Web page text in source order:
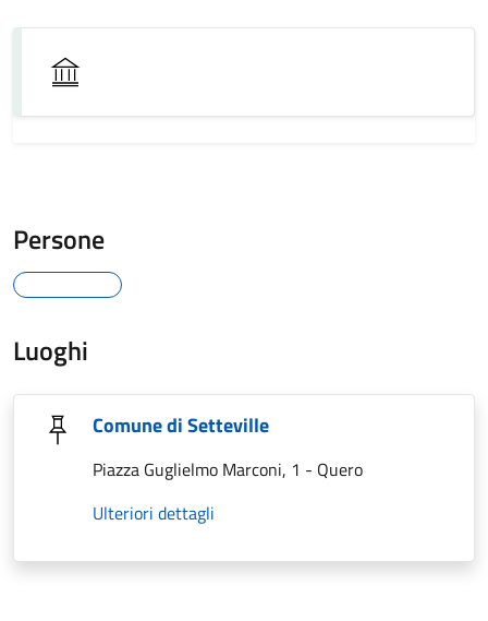
Persone
Luoghi
Comune di Setteville
Piazza Guglielmo Marconi, 1 - Quero
Ulteriori dettagli